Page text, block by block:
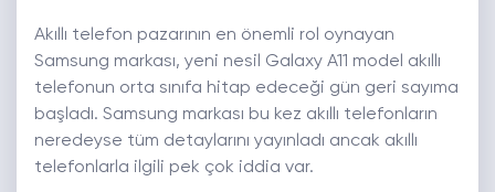
Akıllı telefon pazarının en önemli rol oynayan
Samsung markası, yeni nesil Galaxy A11 model akıllı
telefonun orta sınıfa hitap edeceği gün geri sayıma
başladı. Samsung markası bu kez akıllı telefonların
neredeyse tüm detaylarını yayınladı ancak akıllı
telefonlarla ilgili pek çok iddia var.